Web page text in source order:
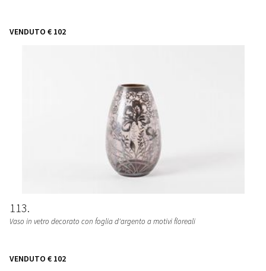
VENDUTO € 102
113
Vaso in vetro decorato con foglia d'argento a motivi floreali
VENDUTO € 102